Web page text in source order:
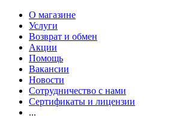
О магазине
Услуги
Возврат и обмен
Акции
Помощь
Вакансии
Новости
Сотрудничество с нами
Сертификаты и лицензии
...